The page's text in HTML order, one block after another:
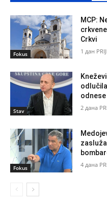
Fokus
MCP:
Crkvi
1 дан
Stav 2 дана
Fokus 4 дана